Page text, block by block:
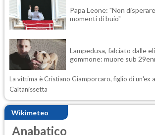
Papa Leone: "Non
momenti di buio"
Lampedusa, falciato dalle
gommone: muore sub
La vittima è Cristiano Giamporcaro, figlio di un'ex
Caltanissetta
Wikimeteo
Anabatico